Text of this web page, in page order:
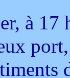
à 17